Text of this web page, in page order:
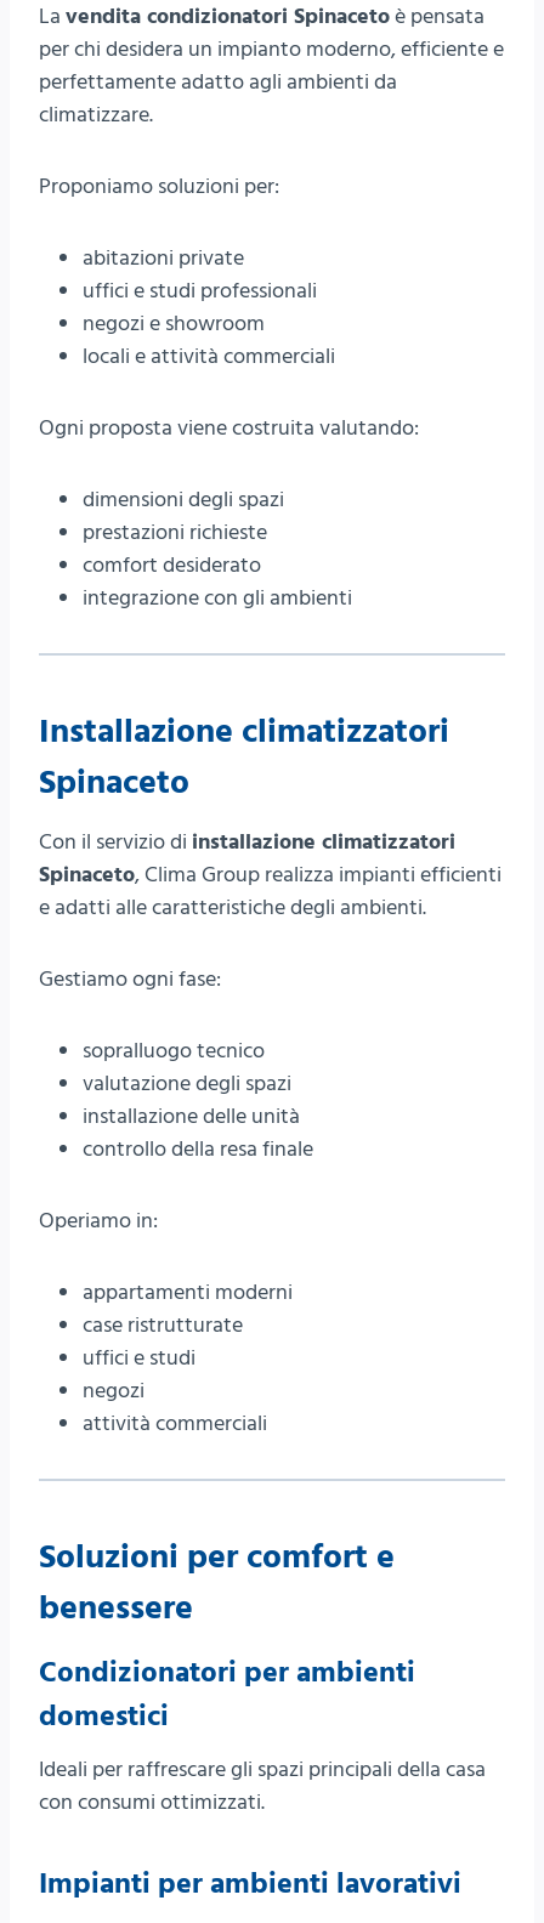
La vendita condizionatori Spinacetoè pensata
per chi desidera un impianto moderno, efficiente e
perfettamente adatto agli ambienti da
climatizzare.
Proponiamo soluzioni per:
abitazioni private
uffici e studi professionali
negozi e showroom
locali e attività commerciali
Ogni proposta viene costruita valutando:
dimensioni degli spazi
prestazioni richieste
comfort desiderato
integrazione con gli ambienti
Installazione climatizzatori
Spinaceto
Con il servizio di installazione climatizzatori
Spinaceto, Clima Group realizza impianti efficienti
e adatti alle caratteristiche degli ambienti.
Gestiamo ogni fase:
sopralluogo tecnico
valutazione degli spazi
installazione delle unità
controllo della resa finale
Operiamo in:
appartamenti moderni
case ristrutturate
uffici e studi
negozi
attività commerciali
Soluzioni per comfort e
benessere
Condizionatori per ambienti
domestici
Ideali per raffrescare gli spazi principali della casa
con consumi ottimizzati.
Impianti per ambienti lavorativi